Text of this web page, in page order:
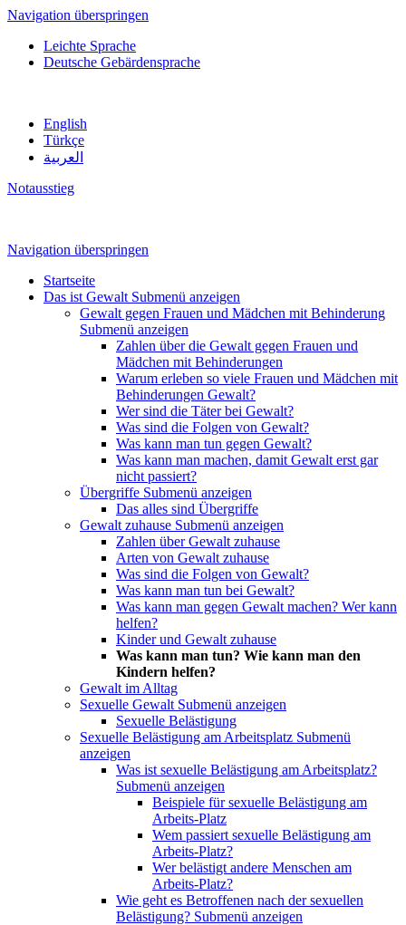
Navigation überspringen
Leichte Sprache
Deutsche Gebärdensprache
English
Türkçe
العربية
Notausstieg
Navigation überspringen
Startseite
Das ist Gewalt Submenü anzeigen
Gewalt gegen Frauen und Mädchen mit Behinderung
Submenü anzeigen
Zahlen über die Gewalt gegen Frauen und
Mädchen mit Behinderungen
Warum erleben so viele Frauen und Mädchen mit
Behinderungen Gewalt?
Wer sind die Täter bei Gewalt?
Was sind die Folgen von Gewalt?
Was kann man tun gegen Gewalt?
Was kann man machen, damit Gewalt erst gar
nicht passiert?
Übergriffe Submenü anzeigen
Das alles sind Übergriffe
Gewalt zuhause Submenü anzeigen
Zahlen über Gewalt zuhause
Arten von Gewalt zuhause
Was sind die Folgen von Gewalt?
Was kann man tun bei Gewalt?
Was kann man gegen Gewalt machen? Wer kann
helfen?
Kinder und Gewalt zuhause
Was kann man tun? Wie kann man den
Kindern helfen?
Gewalt im Alltag
Sexuelle Gewalt Submenü anzeigen
Sexuelle Belästigung
Sexuelle Belästigung am Arbeitsplatz Submenü
anzeigen
Was ist sexuelle Belästigung am Arbeitsplatz?
Submenü anzeigen
Beispiele für sexuelle Belästigung am
Arbeits-Platz
Wem passiert sexuelle Belästigung am
Arbeits-Platz?
Wer belästigt andere Menschen am
Arbeits-Platz?
Wie geht es Betroffenen nach der sexuellen
Belästigung? Submenü anzeigen